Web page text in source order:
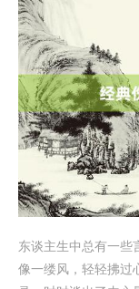
东谈主生中总有一些
像一缕风，轻轻拂过